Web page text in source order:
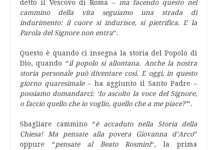
detto il Vescovo di Roma –
ma facendo questo nel
cammino della vita seguiamo una strada di
indurimento: il cuore si indurisce, si pietrifica. E la
Parola del Signore non entra“.
Questo è quando ci insegna la storia del Popolo di
Dio, quando “il popolo si allontana. Anche la nostra
storia personale può diventare così. E oggi, in questo
giorno quaresimale– ha aggiunto il Santo Padre –
possiamo domandarci: ‘Io ascolto la voce del Signore,
o faccio quello che io voglio, quello che a me piace?’”.
Sbagliare cammino “è accaduto nella Storia della
Chiesa! Ma pensate alla povera Giovanna d’Arco”
oppure “pensate al Beato Rosmini“, la prima